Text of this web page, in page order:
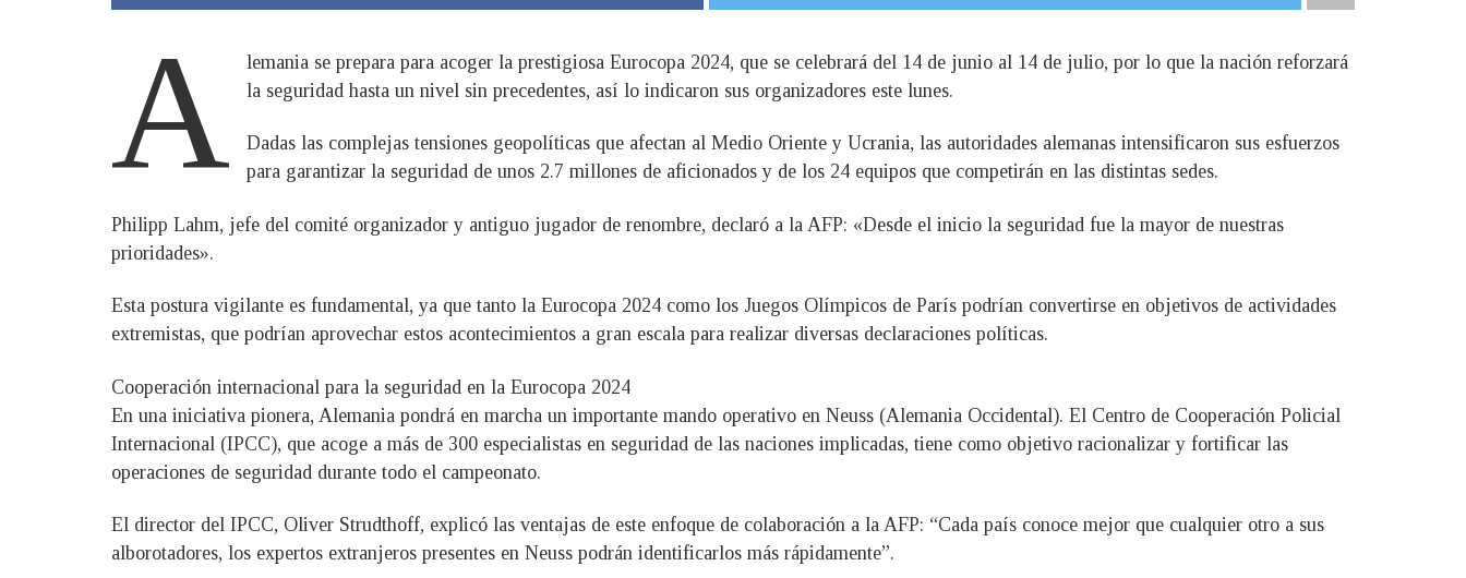
A
lemania se prepara para acoger la prestigiosa Eurocopa 2024, que se celebrará del 14 de junio al 14 de julio, por lo que la nación reforzará
la seguridad hasta un nivel sin precedentes, así lo indicaron sus organizadores este lunes.
Dadas las complejas tensiones geopolíticas que afectan al Medio Oriente y Ucrania, las autoridades alemanas intensificaron sus esfuerzos
para garantizar la seguridad de unos 2.7 millones de aficionados y de los 24 equipos que competirán en las distintas sedes.
Philipp Lahm, jefe del comité organizador y antiguo jugador de renombre, declaró a la AFP: «Desde el inicio la seguridad fue la mayor de nuestras
prioridades».
Esta postura vigilante es fundamental, ya que tanto la Eurocopa 2024 como los Juegos Olímpicos de París podrían convertirse en objetivos de actividades
extremistas, que podrían aprovechar estos acontecimientos a gran escala para realizar diversas declaraciones políticas.
Cooperación internacional para la seguridad en la Eurocopa 2024
En una iniciativa pionera, Alemania pondrá en marcha un importante mando operativo en Neuss (Alemania Occidental). El Centro de Cooperación Policial
Internacional (IPCC), que acoge a más de 300 especialistas en seguridad de las naciones implicadas, tiene como objetivo racionalizar y fortificar las
operaciones de seguridad durante todo el campeonato.
El director del IPCC, Oliver Strudthoff, explicó las ventajas de este enfoque de colaboración a la AFP: “Cada país conoce mejor que cualquier otro a sus
alborotadores, los expertos extranjeros presentes en Neuss podrán identificarlos más rápidamente”.